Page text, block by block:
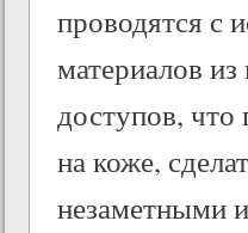
проводятся с
материалов
доступов, что
на коже,
незаметными